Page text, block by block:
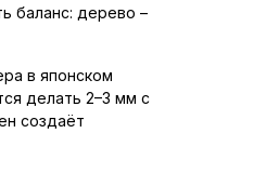
баланс: дерево –
в японском
делать 2–3 мм с
создаёт